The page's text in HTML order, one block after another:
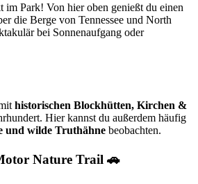
im Park! Von hier oben genießt du einen
die Berge von Tennessee und North
bei Sonnenaufgang oder
historischen Blockhütten, Kirchen &
Hier kannst du außerdem häufig
und wilde Truthähne beobachten.
Nature Trail 🚗